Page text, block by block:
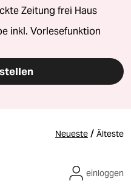
Zeitung frei Haus
inkl. Vorlesefunktion
Neueste / Älteste
einloggen